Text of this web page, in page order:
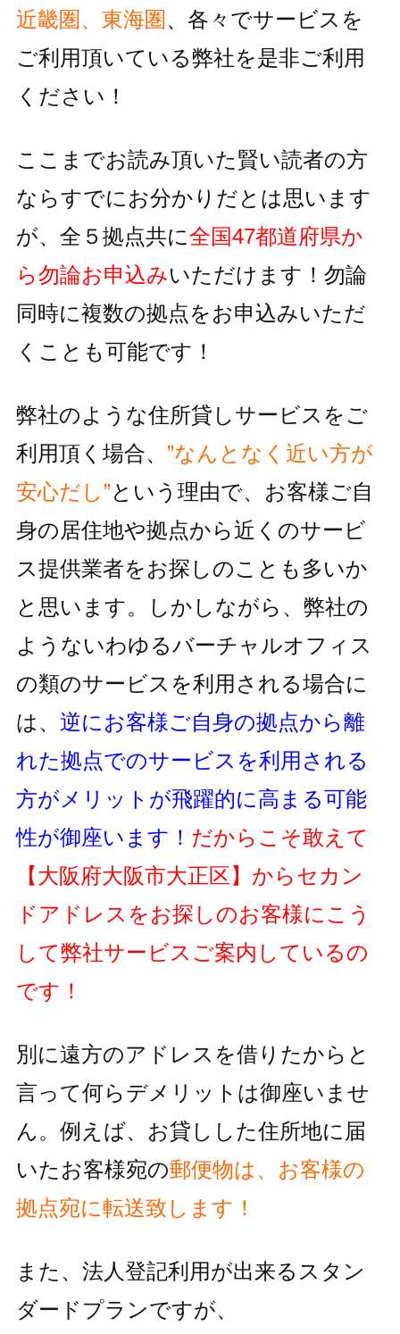
近畿圏、東海圏、各々でサービスを
ご利用頂いている弊社を是非ご利用
ください！
ここまでお読み頂いた賢い読者の方
ならすでにお分かりだとは思います
が、全５拠点共に全国47都道府県か
ら勿論お申込みいただけます！ 勿論
同時に複数の拠点をお申込みいただ
くことも可能です！
弊社のような住所貸しサービスをご
利用頂く場合、 ”なんとなく近い方が
安心だし”という理由で、お客様ご自
身の居住地や拠点から近くのサービ
ス提供業者をお探しのことも多いか
と思います。しかしながら、 弊社の
ようないわゆるバーチャルオフィス
の類のサービスを利用される場合に
は、 逆にお客様ご自身の拠点から離
れた拠点でのサービスを利用される
方がメリットが飛躍的に高まる可能
性が御座います！ だからこそ敢えて
【大阪府大阪市大正区】 からセカン
ドアドレスをお探しのお客様にこう
して弊社サービスご案内しているの
です！
別に遠方のアドレスを借りたからと
言って何らデメリットは御座いませ
ん。例えば、お貸しした住所地に届
いたお客様宛の郵便物は、お客様の
拠点宛に転送致します！
また、法人登記利用が出来るスタン
ダードプランですが、